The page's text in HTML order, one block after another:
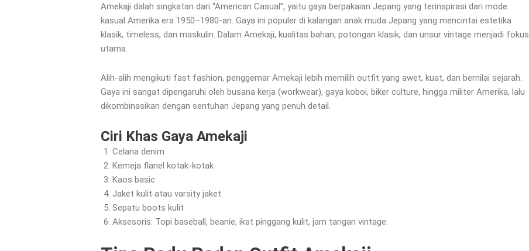
Amekaji dalah singkatan dari “American Casual”, yaitu gaya berpakaian Jepang yang terinspirasi dari mode
kasual Amerika era 1950–1980-an. Gaya ini populer di kalangan anak muda Jepang yang mencintai estetika
klasik, timeless, dan maskulin. Dalam Amekaji, kualitas bahan, potongan klasik, dan unsur vintage menjadi fokus
utama.
Alih-alih mengikuti fast fashion, penggemar Amekaji lebih memilih outfit yang awet, kuat, dan bernilai sejarah.
Gaya ini sangat dipengaruhi oleh busana kerja (workwear), gaya koboi, biker culture, hingga militer Amerika, lalu
dikombinasikan dengan sentuhan Jepang yang penuh detail.
Ciri Khas Gaya Amekaji
Celana denim
Kemeja flanel kotak-kotak
Kaos basic
Jaket kulit atau varsity jaket
Sepatu boots kulit
Aksesoris: Topi baseball, beanie, ikat pinggang kulit, jam tangan vintage.